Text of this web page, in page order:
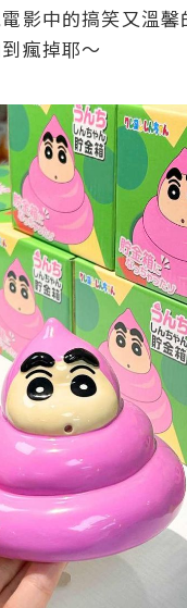
影中的搞笑又溫馨
瘋掉耶～